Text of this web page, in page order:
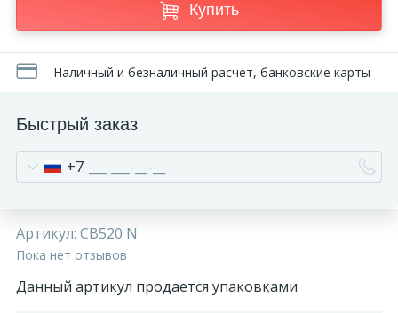
Купить
Наличный и безналичный расчет, банковские карты
Быстрый заказ
+7
Артикул: CB520 N
Пока нет отзывов
Данный артикул продается упаковками
Сотрудничество